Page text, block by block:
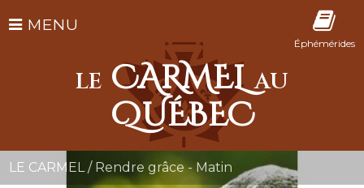
Éphémérides
MENU
LE CARMELAU
QUÉBEC
LE CARMEL / Rendre grâce - Matin